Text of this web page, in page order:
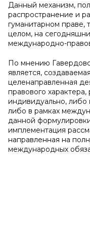
Данный механизм,
распространение и
гуманитарном праве,
целом, на
международно-
По мнению
является,
целенаправленная
правового
индивидуально, либо
либо в рамках
данной
имплементация
направленная на
международных